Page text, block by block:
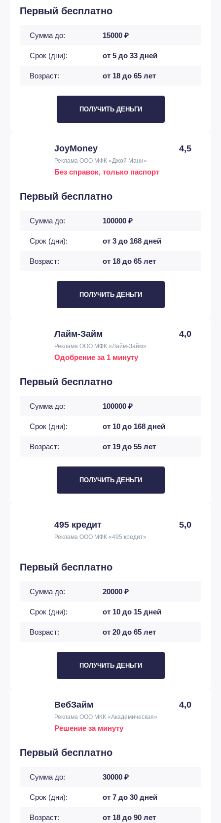
Первый бесплатно
Сумма до: 15000 ₽
Срок (дни): от 5 до 33 дней
Возраст: от 18 до 65 лет
ПОЛУЧИТЬ ДЕНЬГИ
JoyMoney 4,5
Реклама ООО МФК «Джой Мани»
Без справок, только паспорт
Первый бесплатно
Сумма до: 100000 ₽
Срок (дни): от 3 до 168 дней
Возраст: от 18 до 65 лет
ПОЛУЧИТЬ ДЕНЬГИ
Лайм-Займ 4,0
Реклама ООО МФК «Лайм-Займ»
Одобрение за 1 минуту
Первый бесплатно
Сумма до: 100000 ₽
Срок (дни): от 10 до 168 дней
Возраст: от 19 до 55 лет
ПОЛУЧИТЬ ДЕНЬГИ
495 кредит 5,0
Реклама ООО МФК «495 кредит»
Первый бесплатно
Сумма до: 20000 ₽
Срок (дни): от 10 до 15 дней
Возраст: от 20 до 65 лет
ПОЛУЧИТЬ ДЕНЬГИ
ВебЗайм 4,0
Реклама ООО МКК «Академическая»
Решение за минуту
Первый бесплатно
Сумма до: 30000 ₽
Срок (дни): от 7 до 30 дней
Возраст: от 18 до 90 лет